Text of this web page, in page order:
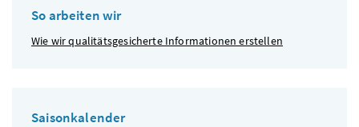
So arbeiten wir
Wie wir qualitätsgesicherte Informationen erstellen
Saisonkalender